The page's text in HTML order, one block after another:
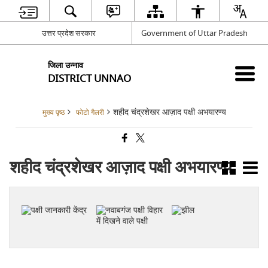
उत्तर प्रदेश सरकार Government of Uttar Pradesh
जिला उन्नाव
DISTRICT UNNAO
मुख्य पृष्ठ फोटो गैलरी शहीद चंद्रशेखर आज़ाद पक्षी अभयारण्य
शहीद चंद्रशेखर आज़ाद पक्षी अभयारण्य